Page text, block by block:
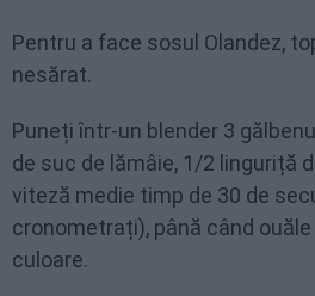
Pentru a face sosul Olandez,
nesărat.
Puneți într-un blender 3
de suc de lămâie, 1/2 linguriță
viteză medie timp de 30 de
cronometrați), până când
culoare.